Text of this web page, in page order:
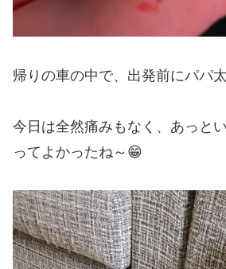
帰りの車の中で、出発前にパパ
今日は全然痛みもなく、あっと
ってよかったね～😁